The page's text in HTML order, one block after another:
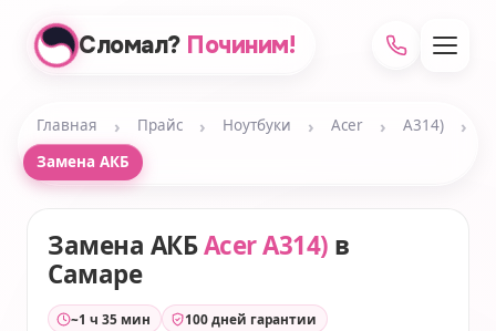
Сломал? Починим!
Главная › Прайс › Ноутбуки › Acer › A314) ›
Замена АКБ
Замена АКБAcer A314) в
Самаре
~1 ч 35 мин
100 дней гарантии